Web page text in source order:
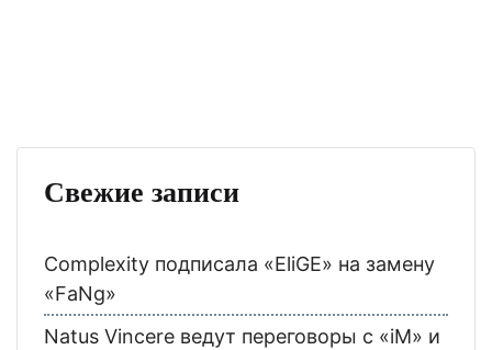
Свежие записи
Complexity подписала «EliGE» на замену
«FaNg»
Natus Vincere ведут переговоры с «iM» и